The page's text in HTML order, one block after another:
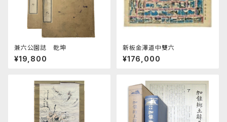
兼六公園誌 乾坤
¥19,800
新板金澤道中雙六
¥176,000